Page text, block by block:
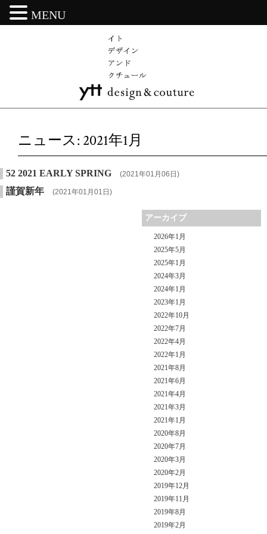
ニュース: 2021年1月
52 2021 EARLY SPRING (2021年01月06日)
謹賀新年 (2021年01月01日)
アーカイブ
2026年1月
2025年5月
2025年1月
2024年3月
2024年1月
2023年1月
2022年10月
2022年7月
2022年4月
2022年1月
2021年8月
2021年6月
2021年4月
2021年3月
2021年1月
2020年8月
2020年7月
2020年3月
2020年2月
2019年12月
2019年11月
2019年8月
2019年2月
MENU